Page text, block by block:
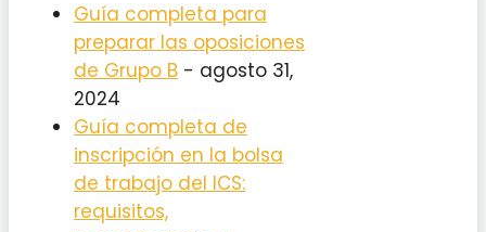
Guía completa para
preparar las oposiciones
de Grupo B - agosto 31,
2024
Guía completa de
inscripción en la bolsa
de trabajo del ICS:
requisitos,